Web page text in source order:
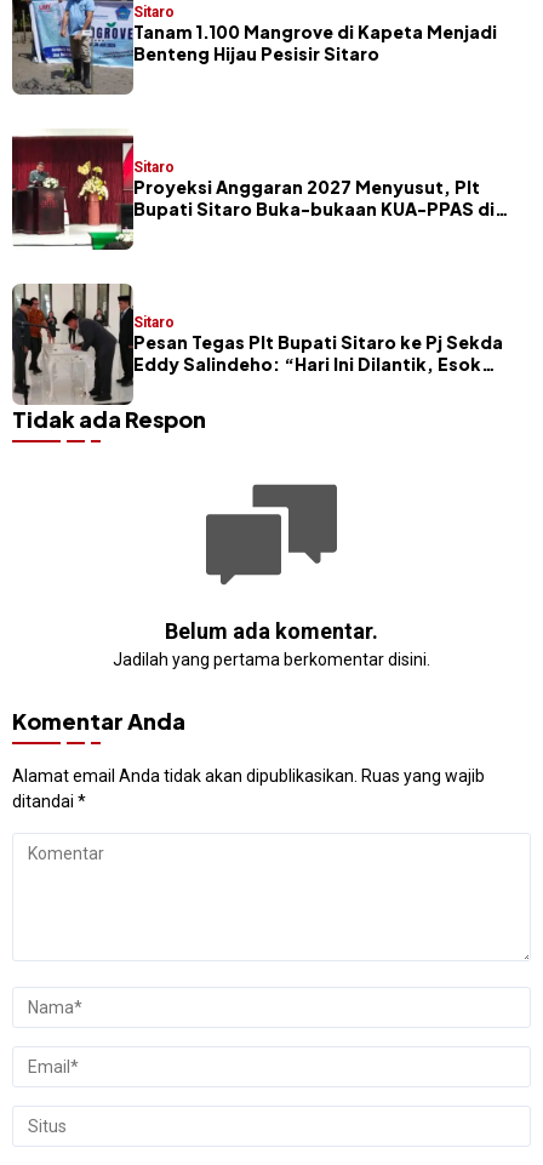
Sitaro
Tanam 1.100 Mangrove di Kapeta Menjadi
Benteng Hijau Pesisir Sitaro
Sitaro
Proyeksi Anggaran 2027 Menyusut, Plt
Bupati Sitaro Buka-bukaan KUA-PPAS di
Sitaro
Pesan Tegas Plt Bupati Sitaro ke Pj Sekda
Eddy Salindeho: “Hari Ini Dilantik, Esok
Tidak ada Respon
Belum ada komentar.
Jadilah yang pertama berkomentar disini.
Komentar Anda
Alamat email Anda tidak akan dipublikasikan. Ruas yang wajib
ditandai *